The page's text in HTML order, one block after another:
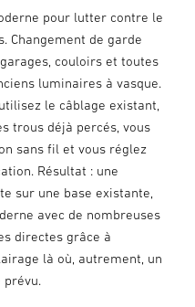
pour lutter contre le
Changement de garde
couloirs et toutes
luminaires à vasque.
le câblage existant,
trous déjà percés, vous
sans fil et vous réglez
Résultat : une
sur une base existante,
avec de nombreuses
directes grâce à
là où, autrement, un